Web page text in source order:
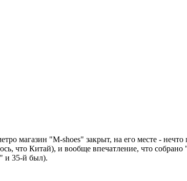
магазин "М-shoes" закрыт, на его месте -
что Китай), и вообще впечатление, что
и 35-й был).